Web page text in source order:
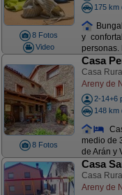
8 Fotos
Video
175 km
y
personas.
8 Fotos
Casa
Casa
Areny de
2-14+6
148 km
medio de
de Arán y
Casa
Casa
Areny de